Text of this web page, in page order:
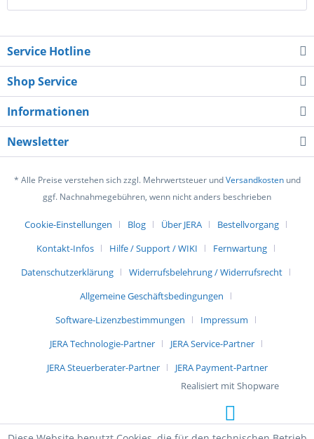
Service Hotline
Shop Service
Informationen
Newsletter
* Alle Preise verstehen sich zzgl. Mehrwertsteuer undVersandkostenund
ggf. Nachnahmegebühren, wenn nicht anders beschrieben
Cookie-Einstellungen Blog Über JERA
Bestellvorgang
Kontakt-Infos
Hilfe / Support / WIKI
Fernwartung
Datenschutzerklärung
Widerrufsbelehrung / Widerrufsrecht
Allgemeine Geschäftsbedingungen
Software-Lizenzbestimmungen
Impressum
JERA Technologie-Partner
JERA Service-Partner
JERA Steuerberater-Partner
JERA Payment-Partner
Realisiert mit Shopware